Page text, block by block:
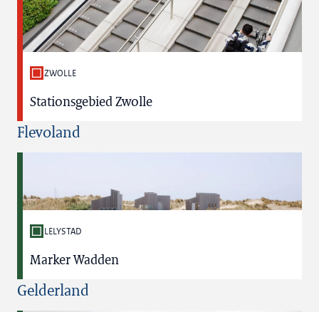
ZWOLLE
Stationsgebied Zwolle
Flevoland
LELYSTAD
Marker Wadden
Gelderland